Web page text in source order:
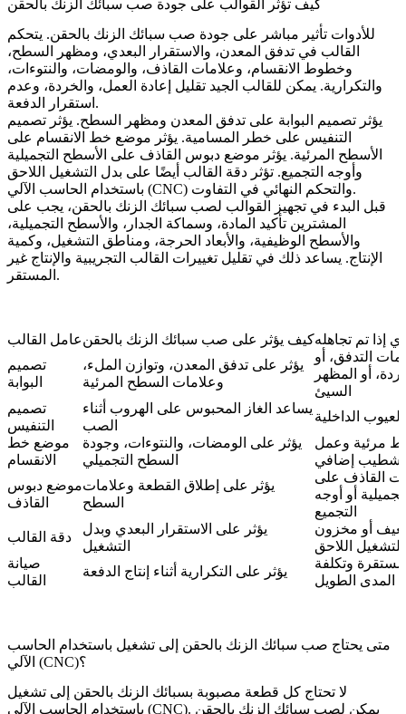
كيف تؤثر القوالب على جودة صب سبائك الزنك بالحقن
للأدوات تأثير مباشر على جودة صب سبائك الزنك بالحقن. يتحكم
القالب في تدفق المعدن، والاستقرار البعدي، ومظهر السطح،
وخطوط الانقسام، وعلامات القاذف، والومضات، والنتوءات،
والتكرارية. يمكن للقالب الجيد تقليل إعادة العمل، والخردة، وعدم
استقرار الدفعة.
يؤثر تصميم البوابة على تدفق المعدن ومظهر السطح. يؤثر تصميم
التنفيس على خطر المسامية. يؤثر موضع خط الانقسام على
الأسطح المرئية. يؤثر موضع دبوس القاذف على الأسطح التجميلية
وأوجه التجميع. تؤثر دقة القالب أيضًا على بدل التشغيل اللاحق
باستخدام الحاسب الآلي (CNC) والتحكم النهائي في التفاوت.
قبل البدء في تجهيز القوالب لصب سبائك الزنك بالحقن، يجب على
المشترين تأكيد المادة، وسماكة الجدار، والأسطح التجميلية،
والأسطح الوظيفية، والأبعاد الحرجة، ومناطق التشغيل، وكمية
الإنتاج. يساعد ذلك في تقليل تغييرات القالب التجريبية والإنتاج غير
المستقر.
عامل القالبكيف يؤثر على صب سبائك الزنك بالحقنإذا تم تجاهله
تصميم
البوابة
يؤثر على تدفق المعدن، وتوازن الملء،
وعلامات السطح المرئية
التدفق، أو
أو المظهر
السيئ
تصميم
التنفيس
يساعد الغاز المحبوس على الهروب أثناء
الصب
الداخلية
موضع خط
الانقسام
يؤثر على الومضات، والنتوءات، وجودة
السطح التجميلي
مرئية وعمل
تشطيب إضافي
موضع دبوس
القاذف
يؤثر على إطلاق القطعة وعلامات
السطح
القاذف على
أو أوجه
التجميع
دقة القالب
يؤثر على الاستقرار البعدي وبدل
التشغيل
أو مخزون
اللاحق
صيانة
القالب
يؤثر على التكرارية أثناء إنتاج الدفعة
وتكلفة
المدى الطويل
متى يحتاج صب سبائك الزنك بالحقن إلى تشغيل باستخدام الحاسب
الآلي (CNC)؟
لا تحتاج كل قطعة مصبوبة بسبائك الزنك بالحقن إلى تشغيل
باستخدام الحاسب الآلي (CNC). يمكن لصب سبائك الزنك بالحقن